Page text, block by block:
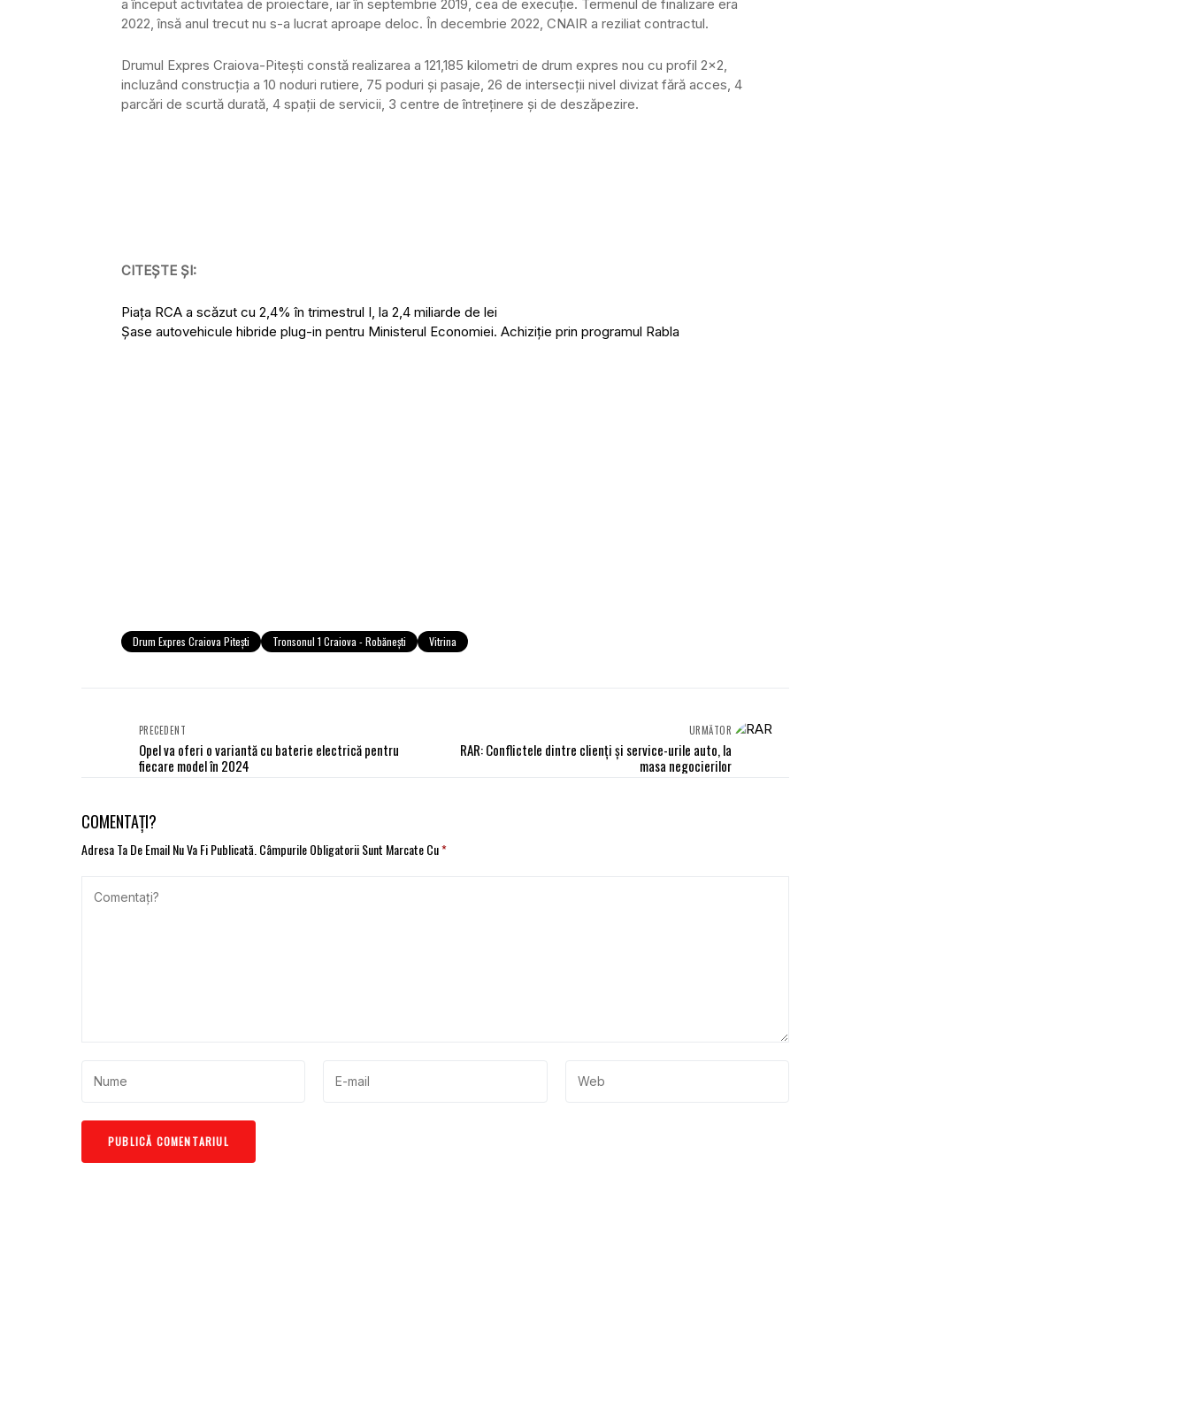
a început activitatea de proiectare, iar în septembrie 2019, cea de execuție. Termenul de finalizare era
2022, însă anul trecut nu s-a lucrat aproape deloc. În decembrie 2022, CNAIR a reziliat contractul.
Drumul Expres Craiova-Piteşti constă realizarea a 121,185 kilometri de drum expres nou cu profil 2×2,
incluzând construcţia a 10 noduri rutiere, 75 poduri și pasaje, 26 de intersecţii nivel divizat fără acces, 4
parcări de scurtă durată, 4 spaţii de servicii, 3 centre de întreţinere şi de deszăpezire.
CITEȘTE ȘI:
Piața RCA a scăzut cu 2,4% în trimestrul I, la 2,4 miliarde de lei
Șase autovehicule hibride plug-in pentru Ministerul Economiei. Achiziție prin programul Rabla
Drum Expres Craiova Piteşti Tronsonul 1 Craiova - Robăneşti Vitrina
PRECEDENT
Opel va oferi o variantă cu baterie electrică pentru
fiecare model în 2024
URMĂTOR
RAR: Conflictele dintre clienți și service-urile auto, la
masa negocierilor
COMENTAȚI?
Adresa Ta De Email Nu Va Fi Publicată. Câmpurile Obligatorii Sunt Marcate Cu*